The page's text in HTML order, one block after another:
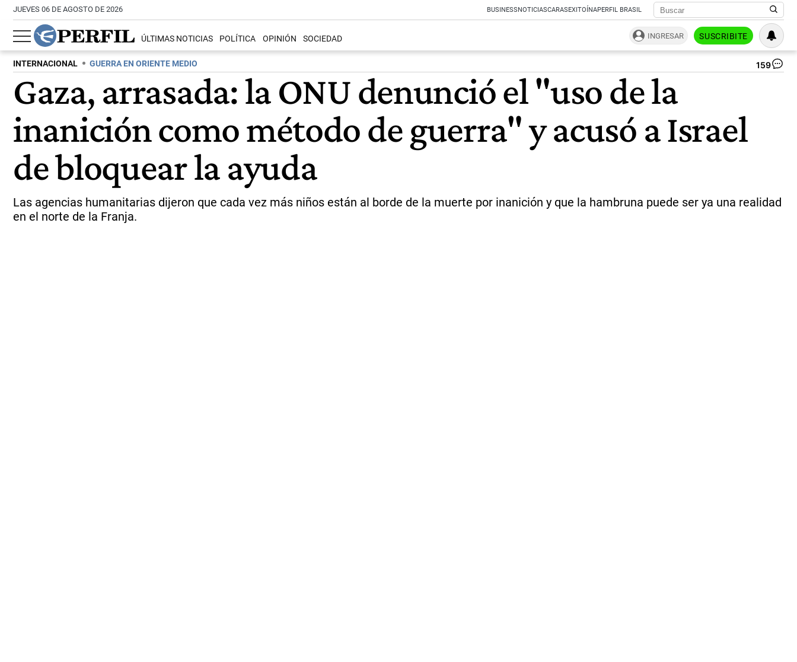
JUEVES 06 DE AGOSTO DE 2026 BUSINESSNOTICIASCARASEXITOÍNAPERFIL BRASIL
ÚLTIMAS NOTICIAS POLÍTICA OPINIÓN SOCIEDAD INGRESAR SUSCRIBITE
INTERNACIONAL GUERRA EN ORIENTE MEDIO 159
Gaza, arrasada: la ONU denunció el "uso de la
inanición como método de guerra" y acusó a Israel
de bloquear la ayuda
Las agencias humanitarias dijeron que cada vez más niños están al borde de la muerte por inanición y que la hambruna puede ser ya una realidad
en el norte de la Franja.